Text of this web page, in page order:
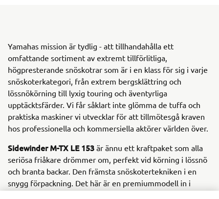
Yamahas mission är tydlig - att tillhandahålla ett
omfattande sortiment av extremt tillförlitliga,
högpresterande snöskotrar som är i en klass för sig i varje
snöskoterkategori, från extrem bergsklättring och
lössnökörning till lyxig touring och äventyrliga
upptäcktsfärder. Vi får såklart inte glömma de tuffa och
praktiska maskiner vi utvecklar för att tillmötesgå kraven
hos professionella och kommersiella aktörer världen över.
Sidewinder M-TX LE 153 är ännu ett kraftpaket som alla
seriösa friåkare drömmer om, perfekt vid körning i lössnö
och branta backar. Den främsta snöskotertekniken i en
snygg förpackning. Det här är en premiummodell in i